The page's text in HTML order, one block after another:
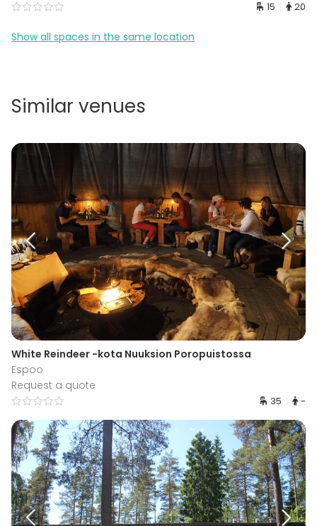
15 20
Show all spaces in the same location
Similar venues
White Reindeer -kota Nuuksion Poropuistossa
Espoo
Request a quote
35 -